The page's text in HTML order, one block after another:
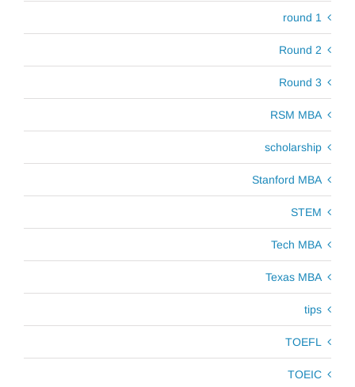
round 1
Round 2
Round 3
RSM MBA
scholarship
Stanford MBA
STEM
Tech MBA
Texas MBA
tips
TOEFL
TOEIC